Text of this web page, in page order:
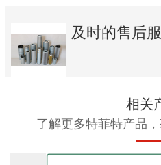
及时的售后
相关
了解更多特菲特产品